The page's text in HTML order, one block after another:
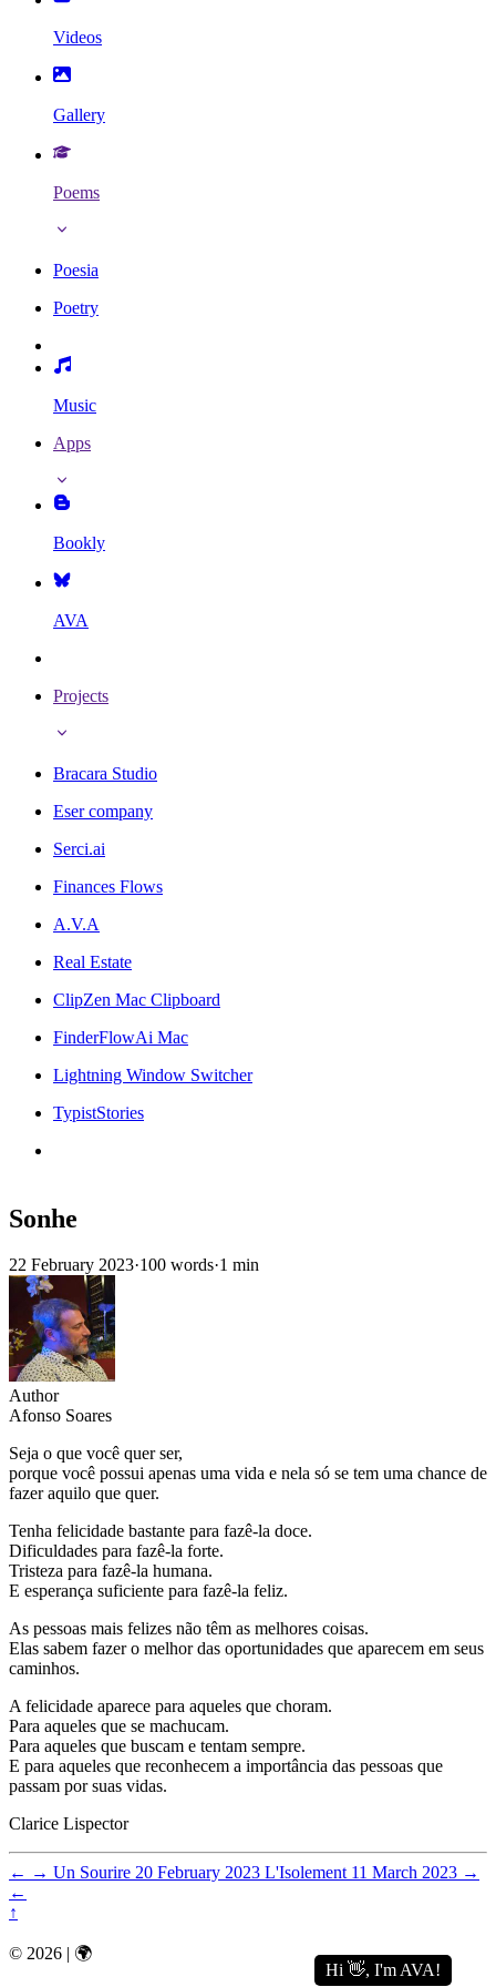
Videos
Gallery
Poems
Poesia
Poetry
Music
Apps
Bookly
AVA
Projects
Bracara Studio
Eser company
Serci.ai
Finances Flows
A.V.A
Real Estate
ClipZen Mac Clipboard
FinderFlowAi Mac
Lightning Window Switcher
TypistStories
Sonhe
22 February 2023·100 words·1 min
Author
Afonso Soares
Seja o que você quer ser,
porque você possui apenas uma vida e nela só se tem uma chance de
fazer aquilo que quer.
Tenha felicidade bastante para fazê-la doce.
Dificuldades para fazê-la forte.
Tristeza para fazê-la humana.
E esperança suficiente para fazê-la feliz.
As pessoas mais felizes não têm as melhores coisas.
Elas sabem fazer o melhor das oportunidades que aparecem em seus
caminhos.
A felicidade aparece para aqueles que choram.
Para aqueles que se machucam.
Para aqueles que buscam e tentam sempre.
E para aqueles que reconhecem a importância das pessoas que
passam por suas vidas.
Clarice Lispector
← → Un Sourire 20 February 2023 L'Isolement 11 March 2023 →
←
↑
© 2026 | 🌍